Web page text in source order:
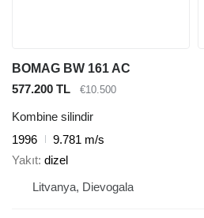
BOMAG BW 161 AC
577.200 TL
€10.500
Kombine silindir
1996
9.781 m/s
Yakıt dizel
Litvanya, Dievogala